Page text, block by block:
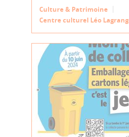
Culture & Patrimoine
Centre culturel Léo